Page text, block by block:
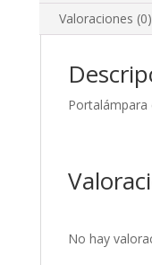
Valoraciones (0)
Portalámpara
No hay